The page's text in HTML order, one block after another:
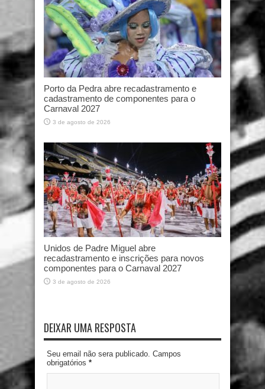
Porto da Pedra abre recadastramento e
cadastramento de componentes para o
Carnaval 2027
3 de agosto de 2026
Unidos de Padre Miguel abre
recadastramento e inscrições para novos
componentes para o Carnaval 2027
3 de agosto de 2026
DEIXAR UMA RESPOSTA
Seu email não sera publicado. Campos
obrigatórios *